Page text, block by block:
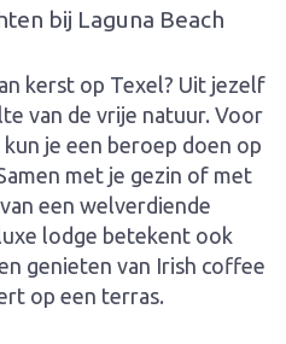
bij Laguna Beach
kerst op Texel? Uit jezelf
van de vrije natuur. Voor
je een beroep doen op
met je gezin of met
een welverdiende
lodge betekent ook
genieten van Irish coffee
op een terras.